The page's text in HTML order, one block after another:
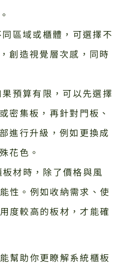
同區域或櫃體，可選擇不
創造視覺層次感，同時
果預算有限，可以先選擇
密集板，再針對門板、
進行升級，例如更換成
花色。
材時，除了價格與風
性。例如收納需求、使
度較高的板材，才能確
幫助你更瞭解系統櫃板